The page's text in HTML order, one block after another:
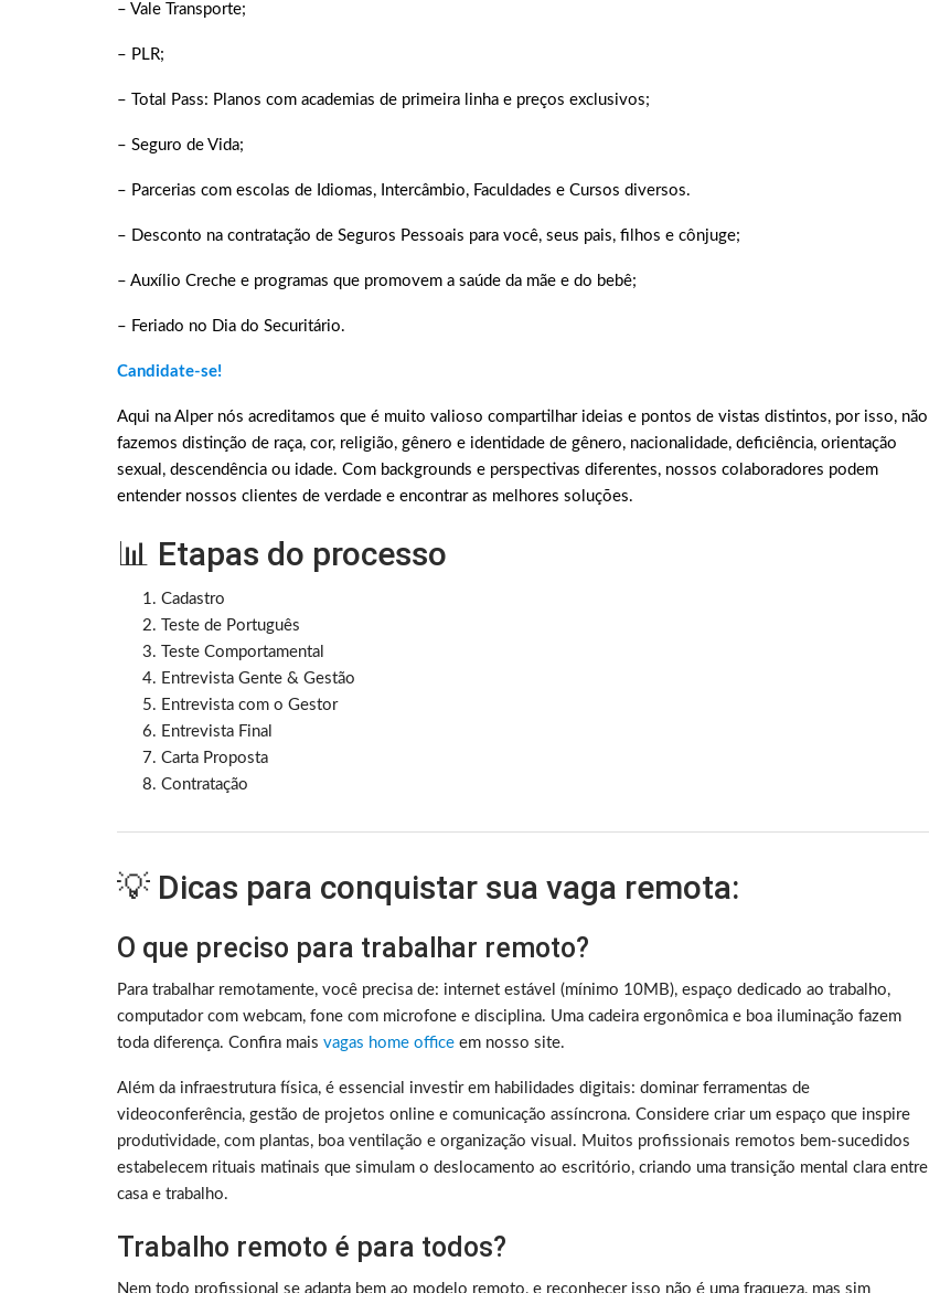
– Vale Transporte;
– PLR;
– Total Pass: Planos com academias de primeira linha e preços exclusivos;
– Seguro de Vida;
– Parcerias com escolas de Idiomas, Intercâmbio, Faculdades e Cursos diversos.
– Desconto na contratação de Seguros Pessoais para você, seus pais, filhos e cônjuge;
– Auxílio Creche e programas que promovem a saúde da mãe e do bebê;
– Feriado no Dia do Securitário.
Candidate-se!
Aqui na Alper nós acreditamos que é muito valioso compartilhar ideias e pontos de vistas distintos, por isso, não
fazemos distinção de raça, cor, religião, gênero e identidade de gênero, nacionalidade, deficiência, orientação
sexual, descendência ou idade. Com backgrounds e perspectivas diferentes, nossos colaboradores podem
entender nossos clientes de verdade e encontrar as melhores soluções.
📊 Etapas do processo
Cadastro
Teste de Português
Teste Comportamental
Entrevista Gente & Gestão
Entrevista com o Gestor
Entrevista Final
Carta Proposta
Contratação
💡 Dicas para conquistar sua vaga remota:
O que preciso para trabalhar remoto?
Para trabalhar remotamente, você precisa de: internet estável (mínimo 10MB), espaço dedicado ao trabalho,
computador com webcam, fone com microfone e disciplina. Uma cadeira ergonômica e boa iluminação fazem
toda diferença. Confira mais vagas home office em nosso site.
Além da infraestrutura física, é essencial investir em habilidades digitais: dominar ferramentas de
videoconferência, gestão de projetos online e comunicação assíncrona. Considere criar um espaço que inspire
produtividade, com plantas, boa ventilação e organização visual. Muitos profissionais remotos bem-sucedidos
estabelecem rituais matinais que simulam o deslocamento ao escritório, criando uma transição mental clara entre
casa e trabalho.
Trabalho remoto é para todos?
Nem todo profissional se adapta bem ao modelo remoto, e reconhecer isso não é uma fraqueza, mas sim